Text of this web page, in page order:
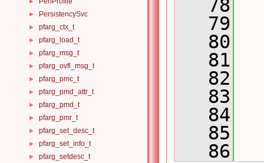
► PersistencySvc
► pfarg_ctx_t
► pfarg_load_t
► pfarg_msg_t
► pfarg_ovfl_msg_t
► pfarg_pmc_t
► pfarg_pmd_attr_t
► pfarg_pmd_t
► pfarg_pmr_t
► pfarg_set_desc_t
► pfarg_set_info_t
► pfarg_setdesc_t
   78
   79
   80
   81
   82
   83
   84
   85
   86